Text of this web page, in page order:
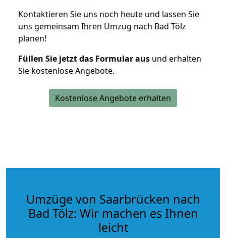
Kontaktieren Sie uns noch heute und lassen Sie
uns gemeinsam Ihren Umzug nach Bad Tölz
planen!
Füllen Sie jetzt das Formular aus und erhalten
Sie kostenlose Angebote.
Kostenlose Angebote erhalten
Umzüge von Saarbrücken nach
Bad Tölz: Wir machen es Ihnen
leicht